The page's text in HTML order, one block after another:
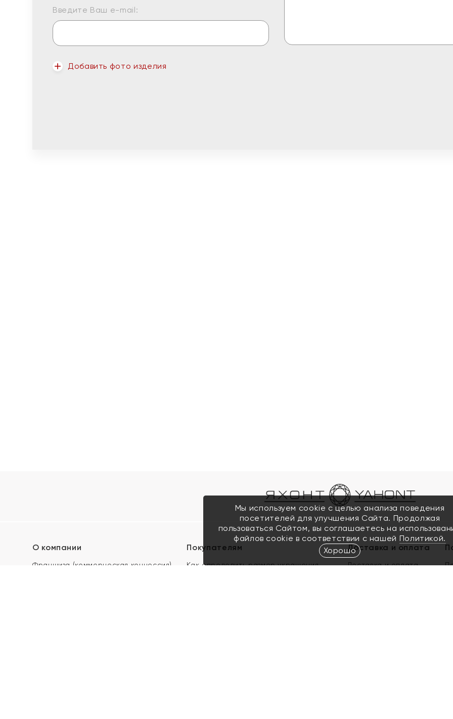
Введите Ваш e-mail:
Добавить фото изделия
О компании
Франшиза (коммерческая концессия)
Покупателям
Как определить размер украшения
Доставка и оплата
Доставка и оплата
Мы используем cookie с целью анализа поведения
посетителей для улучшения Сайта. Продолжая
пользоваться Сайтом, вы соглашаетесь на
файлов cookie в соответствии с нашей Политикой.
Хорошо